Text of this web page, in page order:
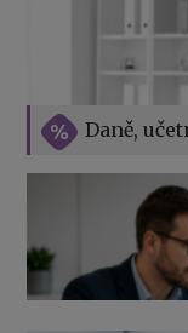
Daně,
Vše o překážkách